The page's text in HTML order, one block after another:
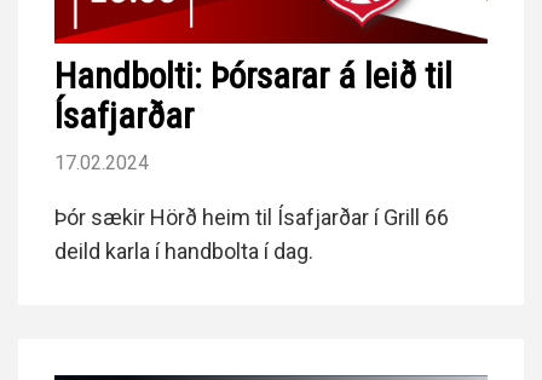
Handbolti: Þórsarar á leið til
Ísafjarðar
17.02.2024
Þór sækir Hörð heim til Ísafjarðar í Grill 66
deild karla í handbolta í dag.